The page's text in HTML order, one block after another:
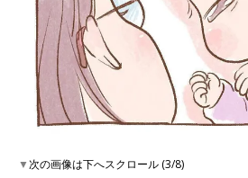
▼次の画像は下へスクロール (3/8)